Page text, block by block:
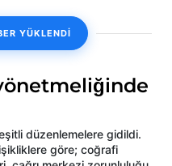
YÜKLENDİ
düzenlemelere gidildi.
göre; coğrafi